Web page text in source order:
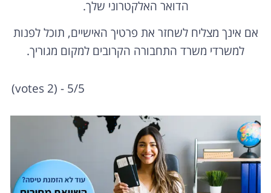
אם אינך מצליח לשחזר את פרטיך האישיים, תוכל לפנות
למשרדי משרד התחבורה הקרובים למקום מגוריך.